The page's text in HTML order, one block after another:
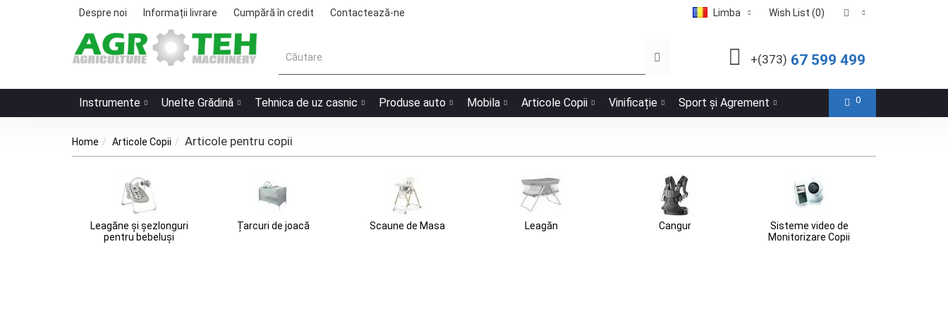
Despre noi Informații livrare Cumpără în credit Contactează-ne Limba Wish List (0)
+(373) 67 599 499
Instrumente Unelte Grădină Tehnica de uz casnic Produse auto Mobila Articole Copii Vinificație Sport și Agrement 0
Home Articole Copii Articole pentru copii
Leagăne și șezlonguri
pentru bebeluși
Țarcuri de joacă Scaune de Masa Leagăn Cangur
Sisteme video de
Monitorizare Copii